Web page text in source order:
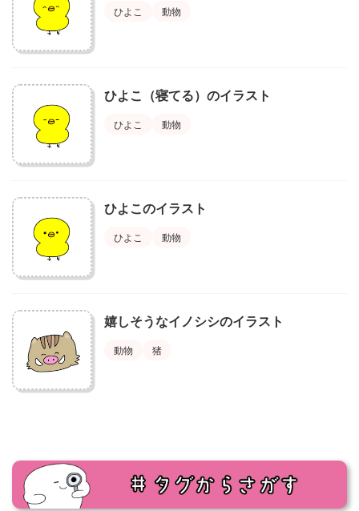
ひよこ 動物
ひよこ（寝てる）のイラスト
ひよこ 動物
ひよこのイラスト
ひよこ 動物
嬉しそうなイノシシのイラスト
動物 猪